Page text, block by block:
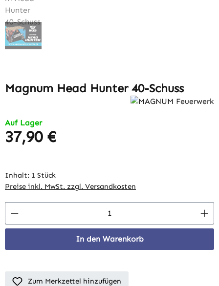
Magnum Head Hunter 40-Schuss
Auf Lager
Regulärer Preis:
37,90 €
Inhalt: 1 Stück
Preise inkl. MwSt. zzgl. Versandkosten
Produkt Anzahl: Gib den gewünschten
In den Warenkorb
Zum Merkzettel hinzufügen